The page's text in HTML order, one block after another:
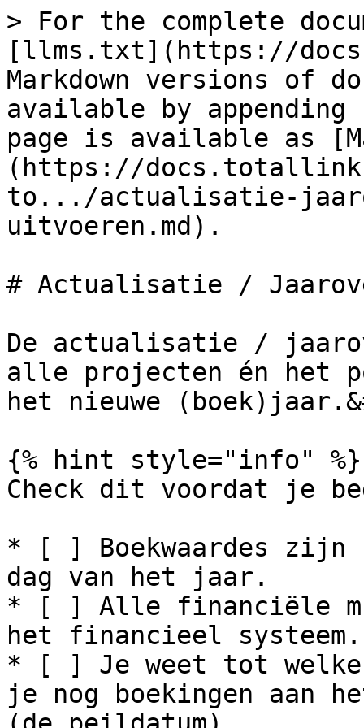
> For the complete
[llms.txt](https://
Markdown versions of
available by
page is available as
(https://
to.../actualisatie-
uitvoeren.md).
# Actualisatie /
De actualisatie /
alle projecten én het
het nieuwe
{% hint style="info" %}
Check dit voordat je
* [ ] Boekwaardes
dag van het jaar.
* [ ] Alle financiële
het financieel systeem.
* [ ] Je weet tot welke
je nog boekingen aan